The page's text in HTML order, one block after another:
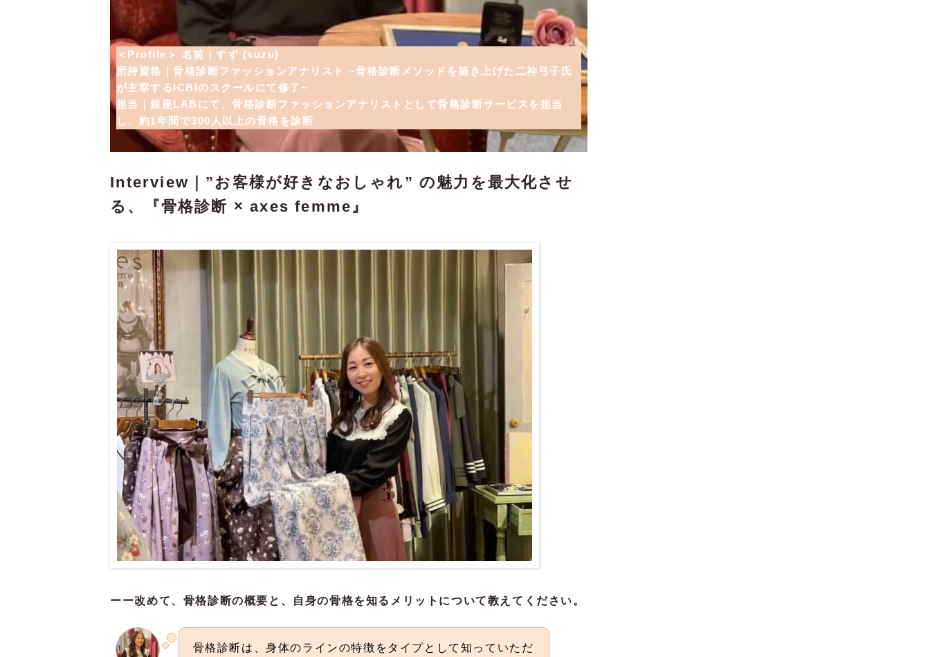
＜Profile＞ 名前｜すず (suzu)
所持資格｜骨格診断ファッションアナリスト ~骨格診断メソッドを築き上げた二神弓子氏
が主宰するICBIのスクールにて修了~
担当｜銀座LABにて、骨格診断ファッションアナリストとして骨格診断サービスを担当
し、約1年間で300人以上の骨格を診断
Interview｜”お客様が好きなおしゃれ” の魅力を最大化させ
る、『骨格診断 × axes femme』
ーー改めて、骨格診断の概要と、自身の骨格を知るメリットについて教えてください。
骨格診断は、身体のラインの特徴をタイプとして知っていただ